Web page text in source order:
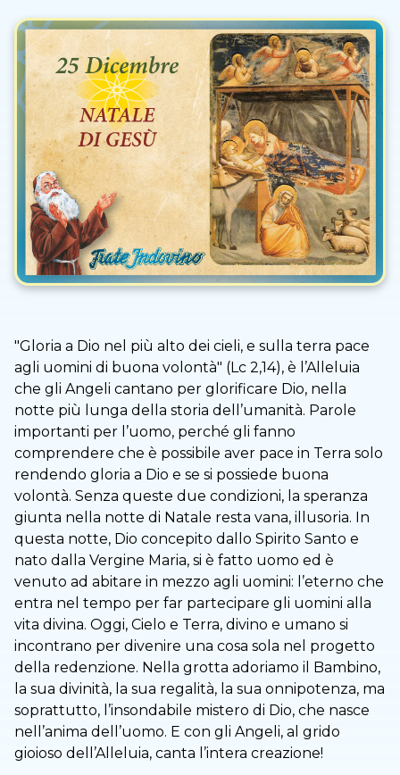
"Gloria a Dio nel più alto dei cieli, e sulla terra pace
agli uomini di buona volontà" (Lc 2,14), è l’Alleluia
che gli Angeli cantano per glorificare Dio, nella
notte più lunga della storia dell’umanità. Parole
importanti per l’uomo, perché gli fanno
comprendere che è possibile aver pace in Terra solo
rendendo gloria a Dio e se si possiede buona
volontà. Senza queste due condizioni, la speranza
giunta nella notte di Natale resta vana, illusoria. In
questa notte, Dio concepito dallo Spirito Santo e
nato dalla Vergine Maria, si è fatto uomo ed è
venuto ad abitare in mezzo agli uomini: l’eterno che
entra nel tempo per far partecipare gli uomini alla
vita divina. Oggi, Cielo e Terra, divino e umano si
incontrano per divenire una cosa sola nel progetto
della redenzione. Nella grotta adoriamo il Bambino,
la sua divinità, la sua regalità, la sua onnipotenza, ma
soprattutto, l’insondabile mistero di Dio, che nasce
nell’anima dell’uomo. E con gli Angeli, al grido
gioioso dell’Alleluia, canta l’intera creazione!